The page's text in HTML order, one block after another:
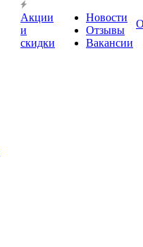
Акции
и
скидки
Новости
Отзывы
Вакансии